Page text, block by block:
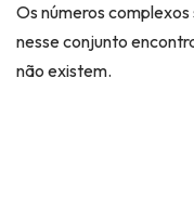
Os números
nesse conjunto
não existem.